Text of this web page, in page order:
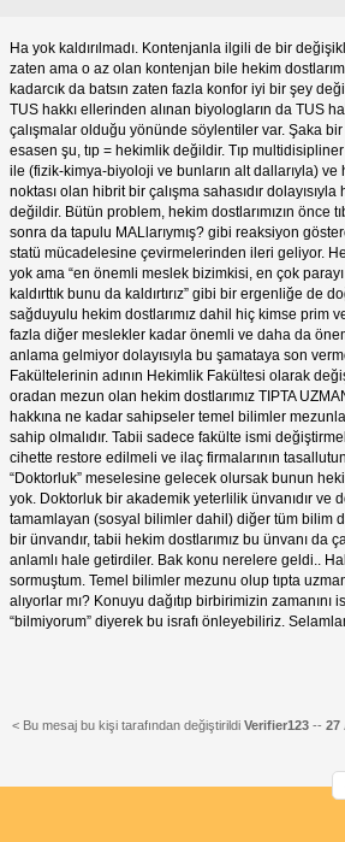
Ha yok kaldırılmadı. Kontenjanla ilgili de bir
zaten ama o az olan kontenjan bile hekim
kadarcık da batsın zaten fazla konfor iyi bir şey
TUS hakkı ellerinden alınan biyologların da TUS
çalışmalar olduğu yönünde söylentiler var. Şaka
esasen şu, tıp = hekimlik değildir. Tıp
ile (fizik-kimya-biyoloji ve bunların alt dallarıyla)
noktası olan hibrit bir çalışma sahasıdır
değildir. Bütün problem, hekim dostlarımızın önce
sonra da tapulu MALlarıymış? gibi reaksiyon
statü mücadelesine çevirmelerinden ileri geliyor.
yok ama “en önemli meslek bizimkisi, en çok
kaldırttık bunu da kaldırtırız” gibi bir ergenliğe de
sağduyulu hekim dostlarımız dahil hiç kimse prim
fazla diğer meslekler kadar önemli ve daha da
anlama gelmiyor dolayısıyla bu şamataya son
Fakültelerinin adının Hekimlik Fakültesi olarak
oradan mezun olan hekim dostlarımız TIPTA
hakkına ne kadar sahipseler temel bilimler
sahip olmalıdır. Tabii sadece fakülte ismi
cihette restore edilmeli ve ilaç firmalarının
“Doktorluk” meselesine gelecek olursak bunun
yok. Doktorluk bir akademik yeterlilik ünvanıdır ve
tamamlayan (sosyal bilimler dahil) diğer tüm bilim
bir ünvandır, tabii hekim dostlarımız bu ünvanı da
anlamlı hale getirdiler. Bak konu nerelere geldi..
sormuştum. Temel bilimler mezunu olup tıpta
alıyorlar mı? Konuyu dağıtıp birbirimizin zamanını
“bilmiyorum” diyerek bu israfı önleyebiliriz.
< Bu mesaj bu kişi tarafından değiştirildi Verifier123 -- 27